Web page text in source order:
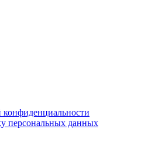
конфиденциальности
персональных данных